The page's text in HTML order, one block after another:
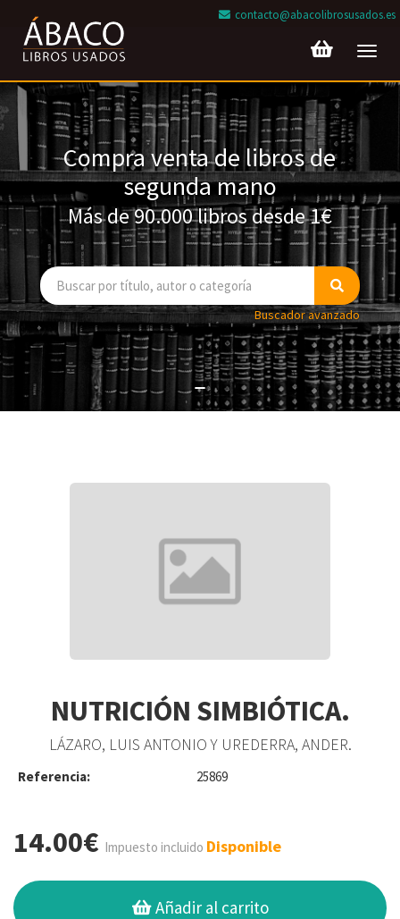
contacto@abacolibrosusados.es
Compra venta de libros de
segunda mano
Más de 90.000 libros desde 1€
Buscador avanzado
NUTRICIÓN SIMBIÓTICA.
LÁZARO, LUIS ANTONIO Y UREDERRA, ANDER.
Referencia: 25869
14.00€ Impuesto incluido Disponible
Añadir al carrito